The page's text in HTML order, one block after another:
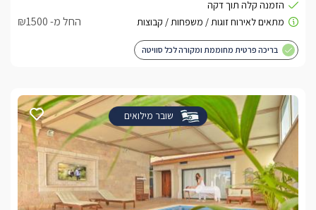
החל מ- ₪1500
בריכה פרטית מחוממת ומקורה לכל סוויטה
שובר מילואים